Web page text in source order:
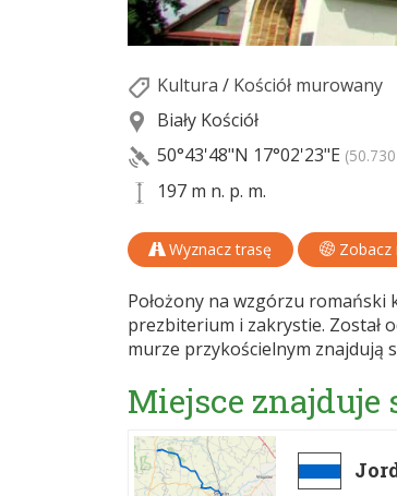
Kultura / Kościół murowany
Biały Kościół
50°43'48"N 17°02'23"E
197 m n. p. m.
Wyznacz trasę Zobacz
Położony na wzgórzu romański
prezbiterium i zakrystie. Został
murze przykościelnym znajdują
Miejsce znajduje